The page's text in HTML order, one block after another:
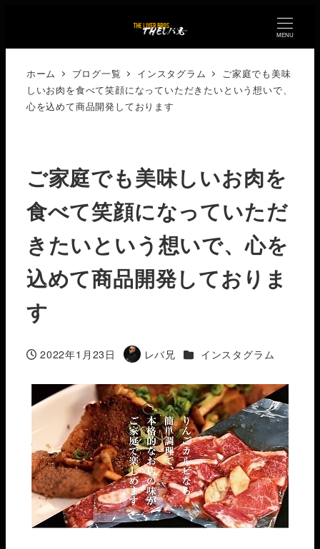
MENU
ホーム ブログ一覧 インスタグラム
ご家庭でも美味
しいお肉を食べて笑顔になっていただきたい️という想いで、
心を込めて商品開発しております
ご家庭でも美味しいお肉を
食べて笑顔になっていただ
きたい️という想いで、心を
込めて商品開発しておりま
す
投稿日
2022年1月23日
著
レバ兄 カテゴリー
インスタグラム